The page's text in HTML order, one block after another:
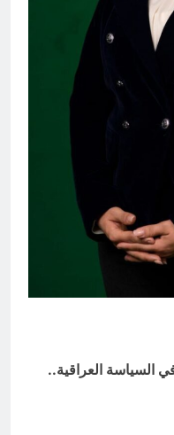
إستحقاقا لمنصب
أو الخارجية
في السياسة العراقية..